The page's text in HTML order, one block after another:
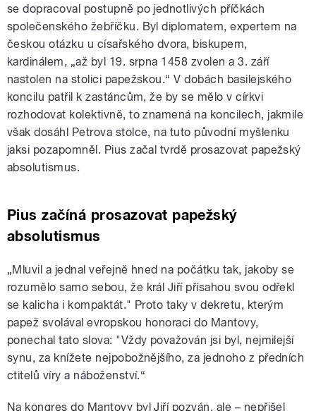
se dopracoval postupně po jednotlivých příčkách
společenského žebříčku. Byl diplomatem, expertem na
českou otázku u císařského dvora, biskupem,
kardinálem, „až byl 19. srpna 1458 zvolen a 3. září
nastolen na stolici papežskou.“ V dobách basilejského
koncilu patřil k zastáncům, že by se mělo v církvi
rozhodovat kolektivně, to znamená na koncilech, jakmile
však dosáhl Petrova stolce, na tuto původní myšlenku
jaksi pozapomněl. Pius začal tvrdě prosazovat papežský
absolutismus.
Pius začíná prosazovat papežský
absolutismus
„Mluvil a jednal veřejně hned na počátku tak, jakoby se
rozumělo samo sebou, že král Jiří přísahou svou odřekl
se kalicha i kompaktát." Proto taky v dekretu, kterým
papež svolával evropskou honoraci do Mantovy,
ponechal tato slova: "Vždy považován jsi byl, nejmilejší
synu, za knížete nejpobožnějšího, za jednoho z předních
ctitelů víry a náboženství.“
Na kongres do Mantovy byl Jiří pozván, ale – nepřišel